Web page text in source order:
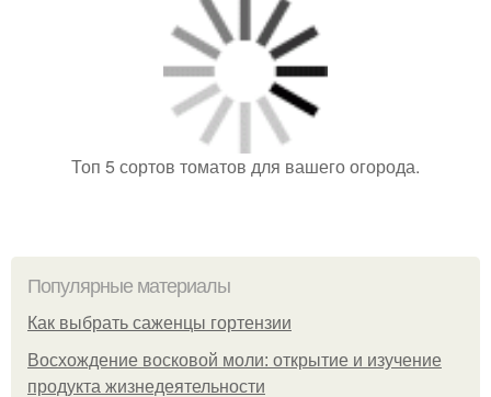
Топ 5 сортов томатов для вашего огорода.
Популярные материалы
Как выбрать саженцы гортензии
Восхождение восковой моли: открытие и изучение
продукта жизнедеятельности